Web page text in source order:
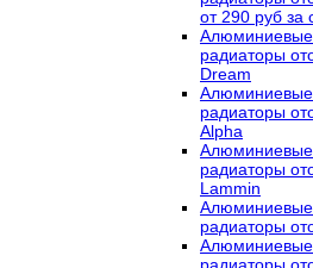
от 290 руб за
радиаторы
Dream
радиаторы
Alpha
радиаторы
Lammin
радиаторы